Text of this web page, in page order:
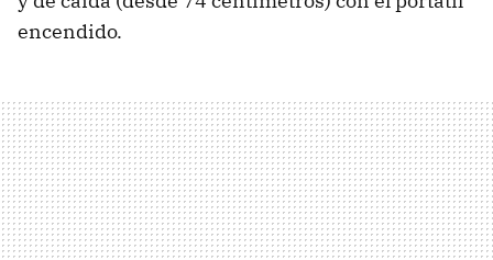
encendido.